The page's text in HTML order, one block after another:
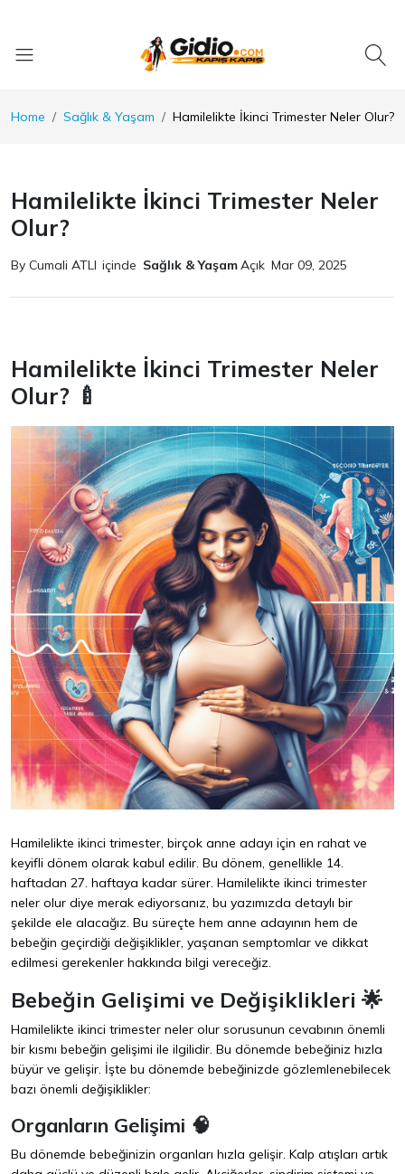
Home Sağlık & Yaşam Hamilelikte İkinci Trimester Neler Olur?
Hamilelikte İkinci Trimester Neler
Olur?
By Cumali ATLI içinde Sağlık & YaşamAçık Mar 09, 2025
Hamilelikte İkinci Trimester Neler
Olur? 🍼
Hamilelikte ikinci trimester, birçok anne adayı için en rahat ve
keyifli dönem olarak kabul edilir. Bu dönem, genellikle 14.
haftadan 27. haftaya kadar sürer. Hamilelikte ikinci trimester
neler olur diye merak ediyorsanız, bu yazımızda detaylı bir
şekilde ele alacağız. Bu süreçte hem anne adayının hem de
bebeğin geçirdiği değişiklikler, yaşanan semptomlar ve dikkat
edilmesi gerekenler hakkında bilgi vereceğiz.
Bebeğin Gelişimi ve Değişiklikleri 🌟
Hamilelikte ikinci trimester neler olur sorusunun cevabının önemli
bir kısmı bebeğin gelişimi ile ilgilidir. Bu dönemde bebeğiniz hızla
büyür ve gelişir. İşte bu dönemde bebeğinizde gözlemlenebilecek
bazı önemli değişiklikler:
Organların Gelişimi 🧠
Bu dönemde bebeğinizin organları hızla gelişir. Kalp atışları artık